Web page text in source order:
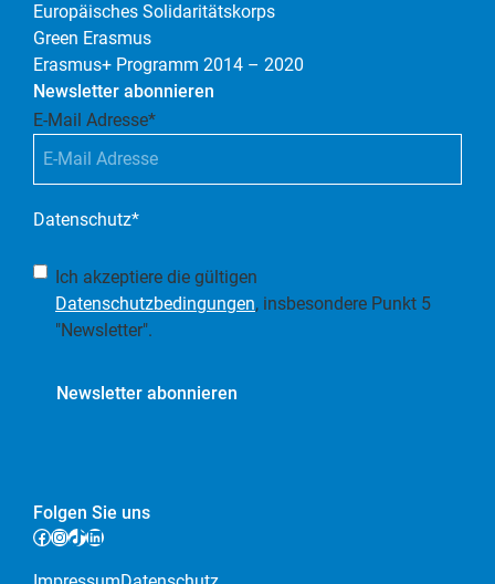
Europäisches Solidaritätskorps
Green Erasmus
Erasmus+ Programm 2014 – 2020
Newsletter abonnieren
E-Mail Adresse*
Datenschutz*
Ich akzeptiere die gültigen
Datenschutzbedingungen, insbesondere Punkt 5
"Newsletter".
Newsletter abonnieren
Folgen Sie uns
Facebook
Instagram
TikTok
LinkedIn